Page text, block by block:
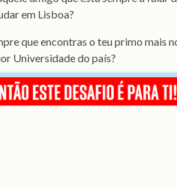
em Lisboa?
que encontras o teu primo mais
Universidade do país?